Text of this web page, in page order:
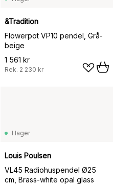
&Tradition
Flowerpot VP10 pendel, Grå-
beige
1 561 kr
Rek. 2 230 kr
I lager
Louis Poulsen
VL45 Radiohuspendel Ø25
cm, Brass-white opal glass